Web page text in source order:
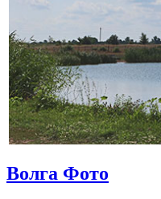
Волга Фото